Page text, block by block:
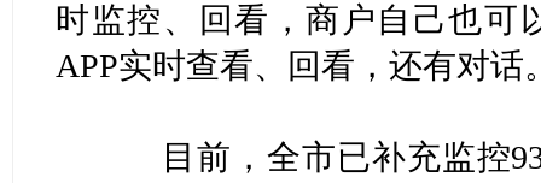
时监控、回看，商户自己也可
APP实时查看、回看，还有对话
目前，全市已补充监控